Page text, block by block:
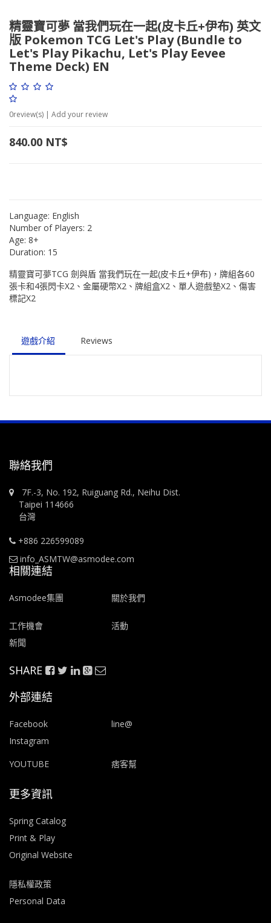
精靈寶可夢 當我們玩在一起(皮卡丘+伊布) 英文
版 Pokemon TCG Let's Play (Bundle to
Let's Play Pikachu, Let's Play Eevee
Theme Deck) EN
0review(s) | Add your review
840.00 NT$
Language: English
Number of Players: 2
Age: 8+
Duration: 15
精靈寶可夢TCG 劍與盾 當我們玩在一起(皮卡丘+伊布)，牌組各60
張卡和4張閃卡X2、金屬硬幣X2、牌組盒X2、單人遊戲墊X2、傷害
標記X2
遊戲介紹 Reviews
聯絡我們
7F.-3, No. 192, Ruiguang Rd., Neihu Dist.
Taipei 114666
台灣
+886 226599089
info_ASMTW@asmodee.com
相關連結
Asmodee集團 關於我們
工作機會
活動
新聞
SHARE
外部連結
Facebook
line@
Instagram
YOUTUBE
痞客幫
更多資訊
Spring Catalog
Print & Play
Original Website
隱私權政策
Personal Data